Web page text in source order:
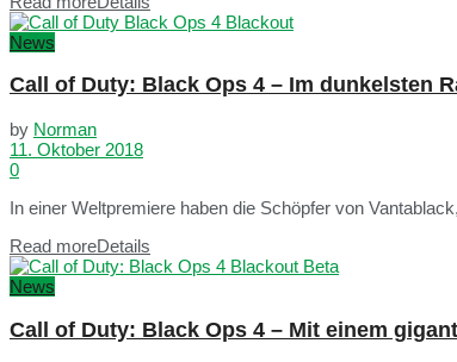
News
Call of Duty: Black Ops 4 – Im dunkelsten
by Norman
11. Oktober 2018
0
In einer Weltpremiere haben die Schöpfer von
Read moreDetails
News
Call of Duty: Black Ops 4 – Mit einem